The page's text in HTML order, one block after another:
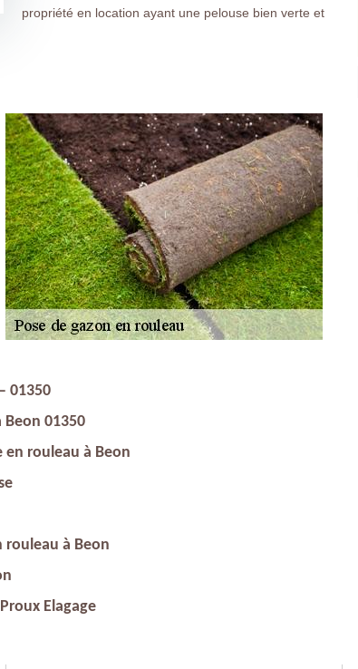
propriété en location ayant une pelouse bien verte et
01350
Beon 01350
en rouleau à Beon
rouleau à Beon
Elagage